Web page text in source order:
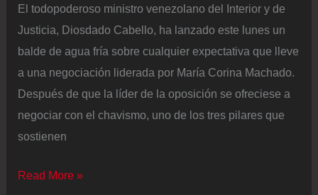
El todopoderoso ministro venezolano del Interior y de
Justicia, Diosdado Cabello, ha lanzado este lunes un
balde de agua fría sobre cualquier expectativa que lleve
a una negociación liderada por María Corina Machado.
Después de que la líder de la oposición se ofreciese a
negociar con el chavismo, uno de los tres pilares que
sostienen
Diosdado
Read More »